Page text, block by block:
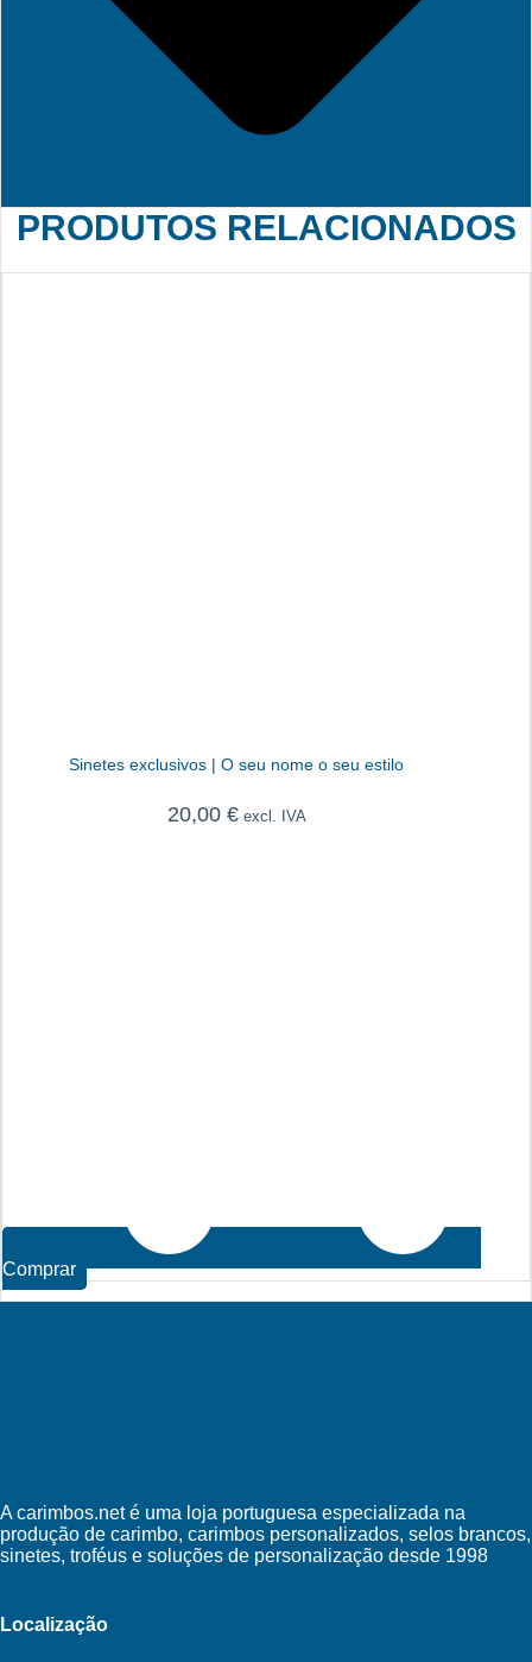
PRODUTOS RELACIONADOS
Sinetes exclusivos | O seu nome o seu estilo
20,00 €excl. IVA
Comprar
A carimbos.net é uma loja portuguesa especializada na
produção de carimbo, carimbos personalizados, selos brancos,
sinetes, troféus e soluções de personalização desde 1998
Localização